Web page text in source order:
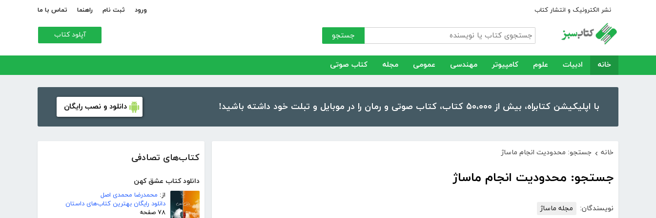
نشر الکترونیک و انتشار کتاب ورود ثبت نام راهنما تماس با ما
جستجو آپلود کتاب
خانه ادبیات علوم کامپیوتر مهندسی عمومی مجله کتاب صوتی
با اپلیکیشن کتابراه، بیش از ۵۰،۰۰۰ کتاب، کتاب صوتی و رمان را در موبایل و تبلت خود داشته باشید! دانلود و نصب رایگان
کتاب‌های تصادفی
دانلود کتاب عشق کهن
از: محمدرضا محمدی اصل
دانلود رایگان بهترین کتاب‌های داستان
۷۸ صفحه
خانه › جستجو: محدودیت انجام ماساژ
جستجو: محدودیت انجام ماساژ
نویسندگان: مجله ماساژ